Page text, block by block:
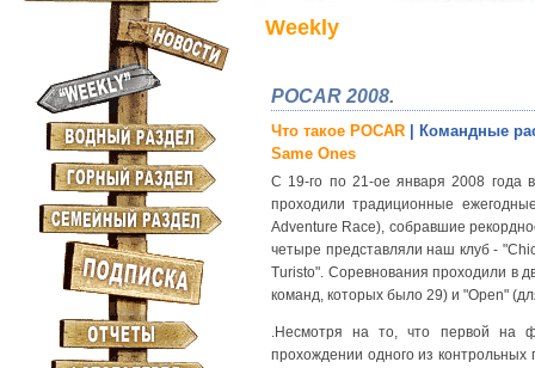
Weekly
POCAR 2008.
Что такое POCAR | Командные
Same Ones
С 19-го по 21-ое января 2008 года
проходили традиционные
Adventure Race), собравшие
четыре представляли наш клуб -
Turisto". Соревнования проходили в
команд, которых было 29) и "Open"
.Несмотря на то, что первой на
прохождении одного из контрольных